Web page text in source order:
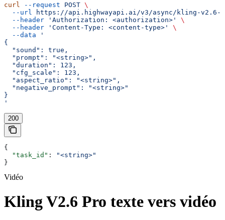
curl --request POST \
  --url
https://api.highwayapi.ai/v3/async/kling-v2.6-
  --header
'Authorization: <authorization>'
\
  --header
'Content-Type: <content-type>'
\
  --data
'
{
  "sound": true,
  "prompt": "<string>",
  "duration": 123,
  "cfg_scale": 123,
  "aspect_ratio": "<string>",
  "negative_prompt": "<string>"
}
'
200
{
  "task_id"
:
"<string>"
}
Vidéo
Kling V2.6 Pro texte vers vidéo